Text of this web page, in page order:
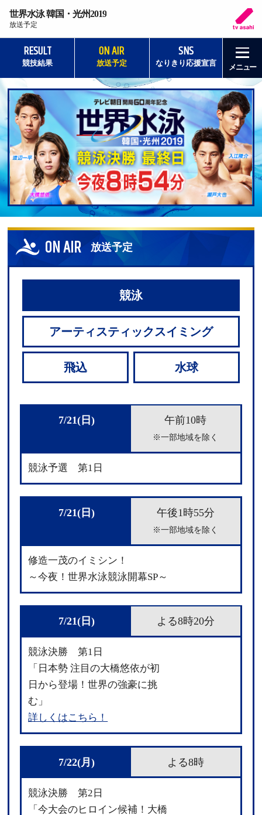
世界水泳 韓国・光州2019
放送予定
RESULT
競技結果
ON AIR
放送予定
SNS
なりきり応援宣言
メニュー
ON AIR 放送予定
競泳
アーティスティックスイミング
飛込 水球
7/21(日) 午前10時
※一部地域を除く
競泳予選 第1日
7/21(日) 午後1時55分
※一部地域を除く
修造一茂のイミシン！
～今夜！世界水泳競泳開幕SP～
7/21(日) よる8時20分
競泳決勝 第1日
「日本勢 注目の大橋悠依が初
日から登場！世界の強豪に挑
む」
詳しくはこちら！
7/22(月) よる8時
競泳決勝 第2日
「今大会のヒロイン候補！大橋